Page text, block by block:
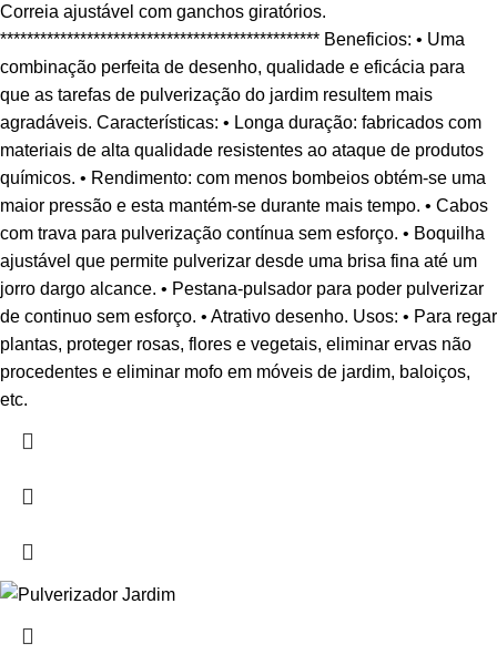
Correia ajustável com ganchos giratórios.
************************************************ Beneficios: • Uma
combinação perfeita de desenho, qualidade e eficácia para
que as tarefas de pulverização do jardim resultem mais
agradáveis. Características: • Longa duração: fabricados com
materiais de alta qualidade resistentes ao ataque de produtos
químicos. • Rendimento: com menos bombeios obtém-se uma
maior pressão e esta mantém-se durante mais tempo. • Cabos
com trava para pulverização contínua sem esforço. • Boquilha
ajustável que permite pulverizar desde uma brisa fina até um
jorro dargo alcance. • Pestana-pulsador para poder pulverizar
de continuo sem esforço. • Atrativo desenho. Usos: • Para regar
plantas, proteger rosas, flores e vegetais, eliminar ervas não
procedentes e eliminar mofo em móveis de jardim, baloiços,
etc.